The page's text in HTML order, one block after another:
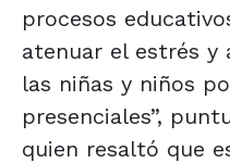
procesos
atenuar el estrés y
las niñas y niños
presenciales”,
quien resaltó que